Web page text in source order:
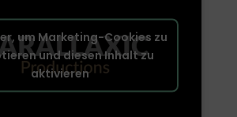
um Marketing-Cookies zu
und diesen Inhalt zu
aktivieren